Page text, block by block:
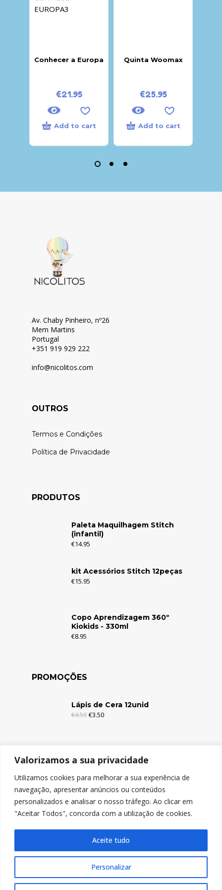
Valorizamos a sua privacidade
Utilizamos cookies para melhorar a sua experiência de
navegação, apresentar anúncios ou conteúdos
personalizados e analisar o nosso tráfego. Ao clicar em
"Aceitar Todos", concorda com a utilização de cookies.
Personalizar
Aceite tudo
Conhecer a Europa
€21.95
Add to cart
Quinta Woomax
€25.95
Add to cart
Av. Chaby Pinheiro, nº26
Mem Martins
Portugal
+351 919 929 222
info@nicolitos.com
OUTROS
Termos e Condições
Política de Privacidade
PRODUTOS
Paleta Maquilhagem Stitch
(infantil)
€14.95
kit Acessórios Stitch 12peças
€15.95
Copo Aprendizagem 360º
Kiokids - 330ml
€8.95
PROMOÇÕES
Lápis de Cera 12unid
€4.50 €3.50
€2.95 €1.95
Lápis de Cor c/Borracha 12unid
€4.95 €3.95
© Copyright 2024, Nicolitos